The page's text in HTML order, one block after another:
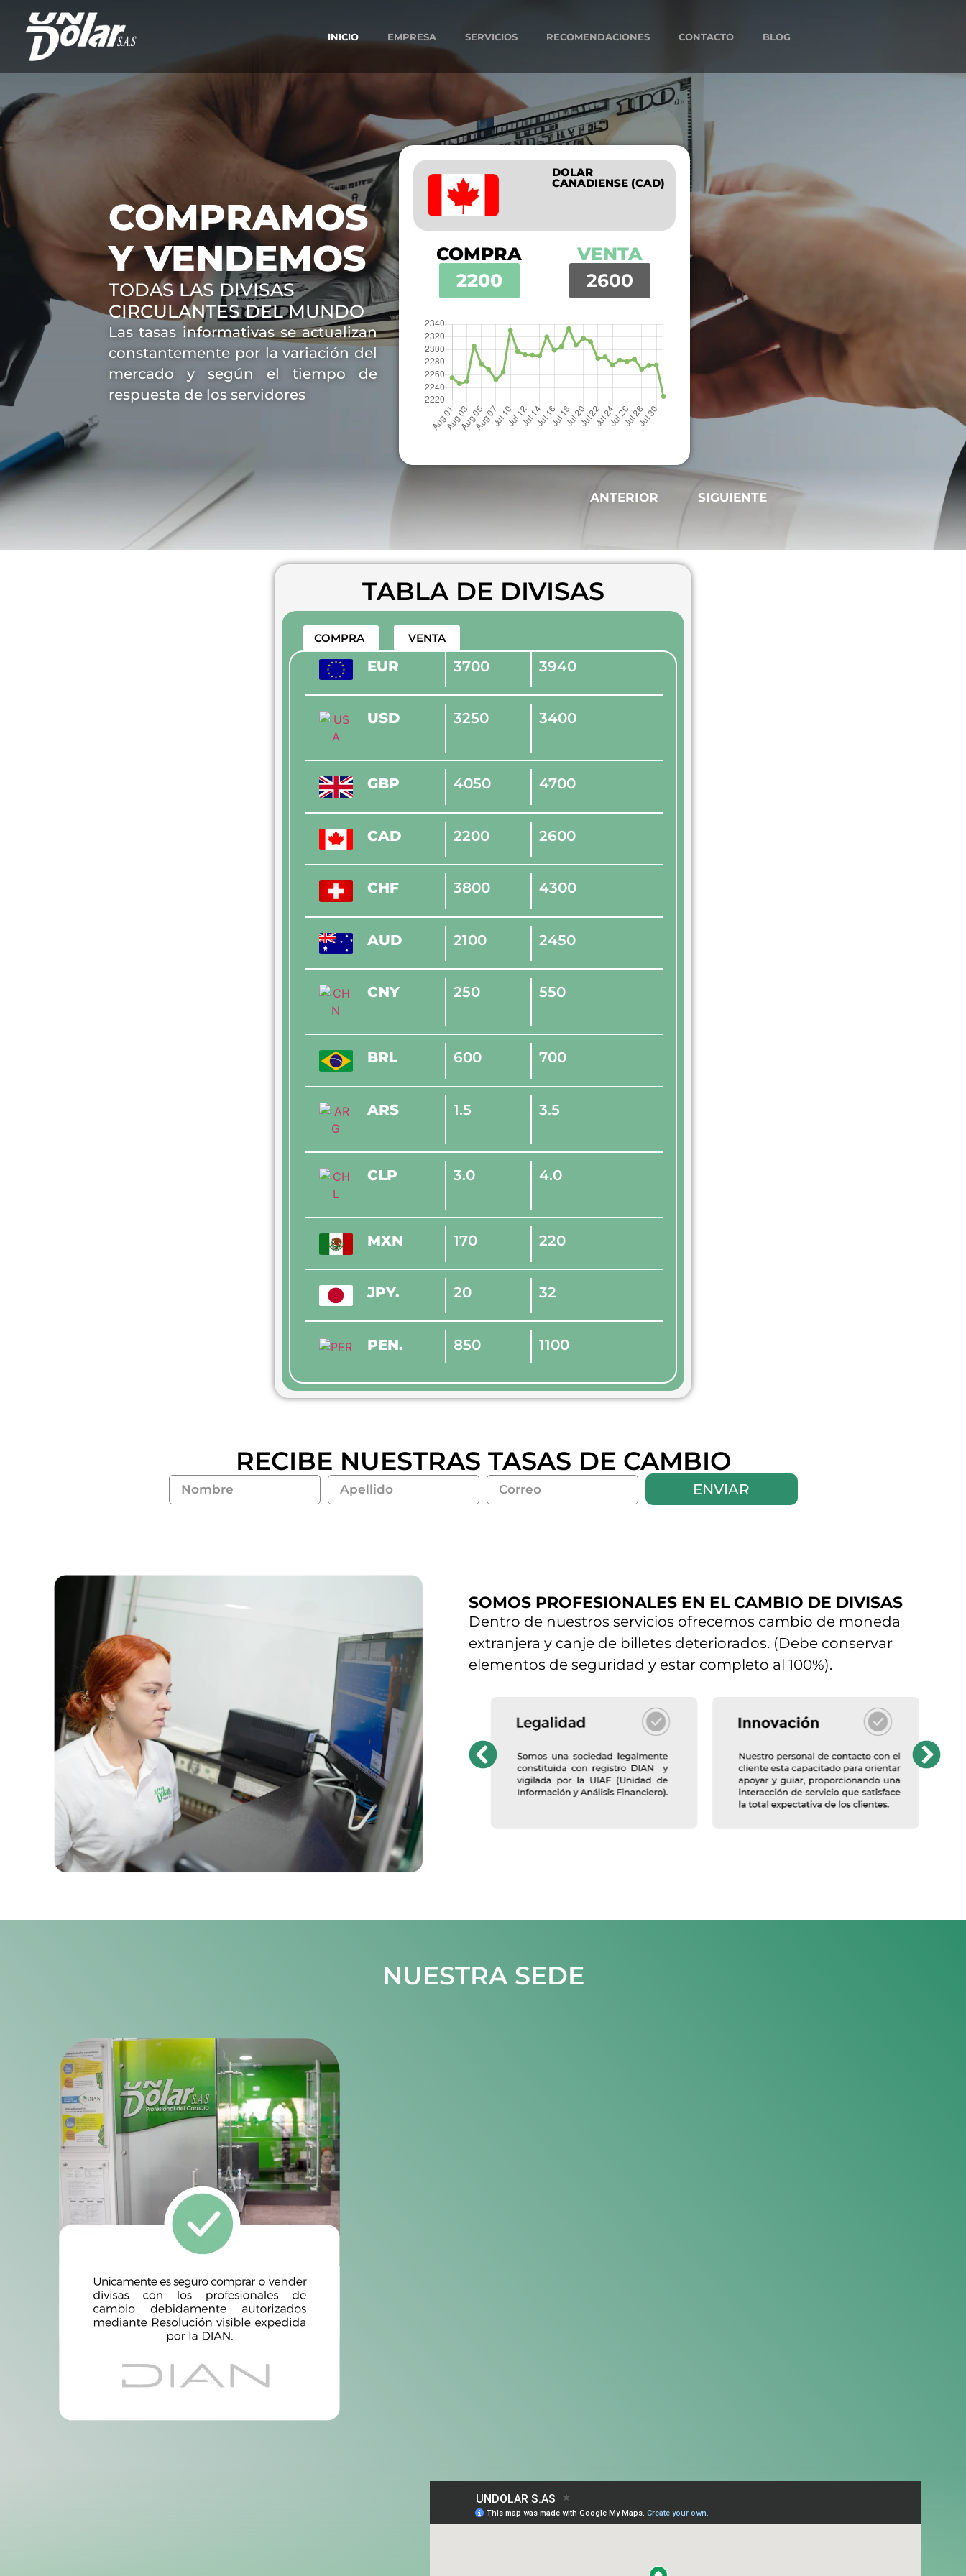
INICIO EMPRESA SERVICIOS RECOMENDACIONES CONTACTO BLOG
COMPRAMOS
Y VENDEMOS
TODAS LAS DIVISAS
CIRCULANTES DEL MUNDO
Las tasas informativas se actualizan
constantemente por la variación del
mercado y según el tiempo de
respuesta de los servidores
DOLAR
CANADIENSE (CAD)
COMPRA
2200
VENTA
2600
ANTERIOR SIGUIENTE
TABLA DE DIVISAS
COMPRA VENTA
EUR 3700 3940
USD 3250 3400
GBP 4050 4700
CAD 2200 2600
CHF 3800 4300
AUD 2100 2450
CNY 250 550
BRL 600 700
ARS 1.5 3.5
CLP 3.0 4.0
MXN 170 220
JPY. 20 32
PEN. 850 1100
RECIBE NUESTRAS TASAS DE CAMBIO
ENVIAR
SOMOS PROFESIONALES EN EL CAMBIO DE DIVISAS
Dentro de nuestros servicios ofrecemos cambio de moneda
extranjera y canje de billetes deteriorados. (Debe conservar
elementos de seguridad y estar completo al 100%).
NUESTRA SEDE